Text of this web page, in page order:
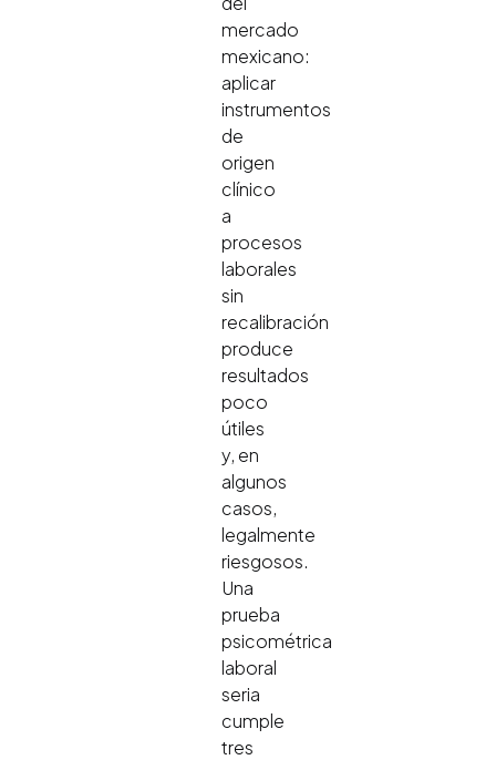
mercado
mexicano:
aplicar
instrumentos
de
origen
clínico
a
procesos
laborales
sin
recalibración
produce
resultados
poco
útiles
y, en
algunos
casos,
legalmente
riesgosos.
Una
prueba
psicométrica
laboral
seria
cumple
tres